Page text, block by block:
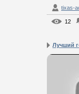
tixas-
12
Лучший